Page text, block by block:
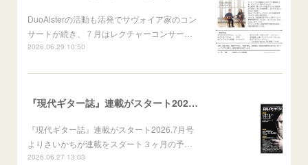
DuoAlsterの活動も活発でサヴォイア家のコン
サートが続き、７月はレクチャーコンサー…
2026.06.29 10:50
『現代ギター誌』連載がスタート2026.7月号より
『現代ギター誌』連載がスタート2026.7月号
よりさいかちが連載をスタート３ヶ月の予…
2026.06.27 13:03